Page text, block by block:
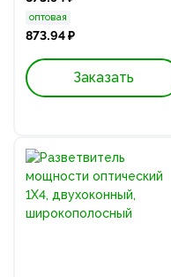
оптовая
873.94 ₽
Заказать